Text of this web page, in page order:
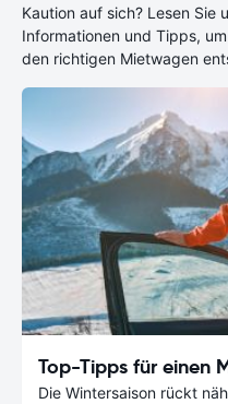
Kaution auf sich? Lesen Sie
Informationen und Tipps,
den richtigen Mietwagen
Top-Tipps für einen
Die Wintersaison rückt